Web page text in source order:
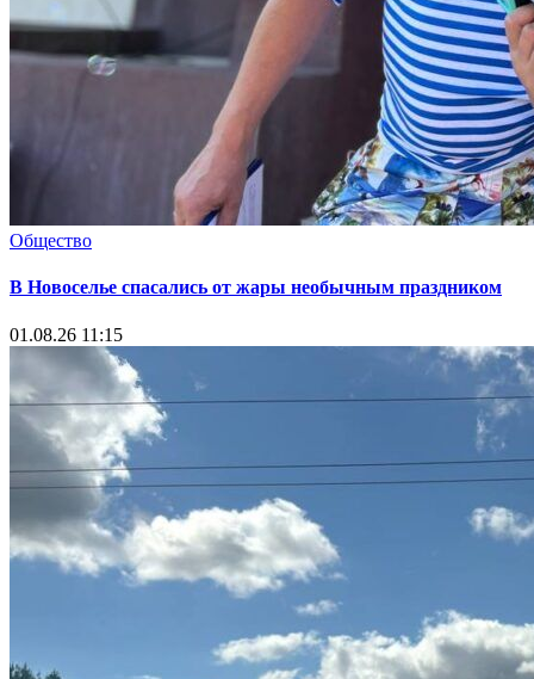
Общество
В Новоселье спасались от жары необычным праздником
01.08.26 11:15